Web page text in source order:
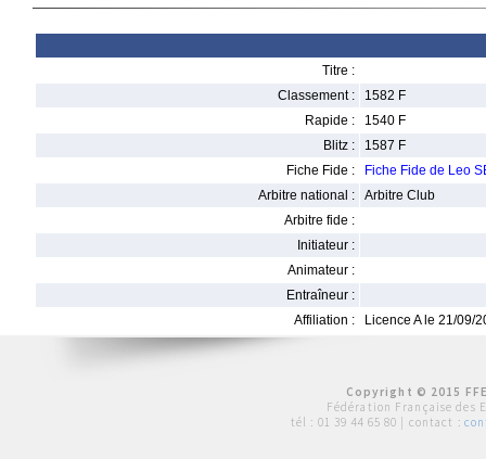
Titre :
Classement :
1582 F
Rapide :
1540 F
Blitz :
1587 F
Fiche Fide :
Fiche Fide de Leo
Arbitre national :
Arbitre Club
Arbitre fide :
Initiateur :
Animateur :
Entraîneur :
Affiliation :
Licence A le 21/09/
Copyright © 2015
Fédération Française des
tél : 01 39 44 65 80 | contact :